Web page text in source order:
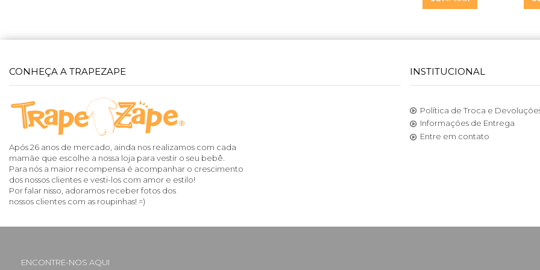
CONHEÇA A TRAPEZAPE
Após 26 anos de mercado, ainda nos realizamos com cada
mamãe que escolhe a nossa loja para vestir o seu bebê.
Para nós a maior recompensa é acompanhar o crescimento
dos nossos clientes e vesti-los com amor e estilo!
Por falar nisso, adoramos receber fotos dos
nossos clientes com as roupinhas! =)
INSTITUCIONAL
Política de Troca e
Informações de Entrega
Entre em contato
ENCONTRE-NOS AQUI